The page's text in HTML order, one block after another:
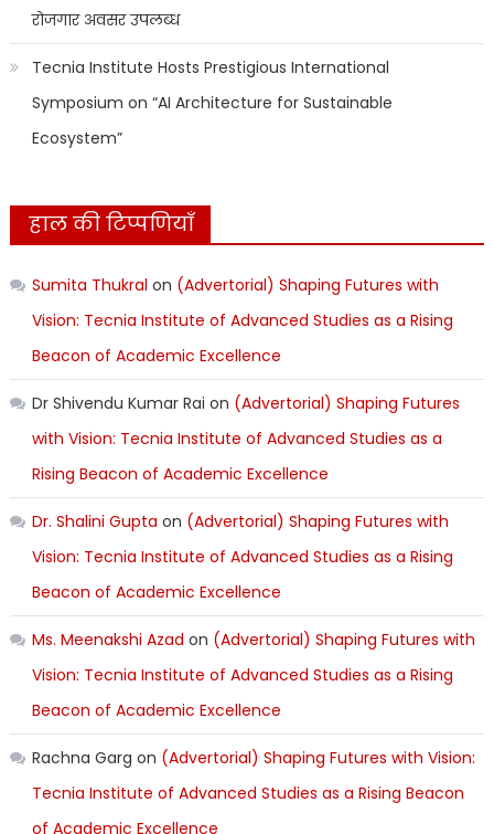
रोजगार अवसर उपलब्ध
Tecnia Institute Hosts Prestigious International
Symposium on “AI Architecture for Sustainable
Ecosystem”
हाल की टिप्पणियाँ
Sumita Thukral on (Advertorial) Shaping Futures with
Vision: Tecnia Institute of Advanced Studies as a Rising
Beacon of Academic Excellence
Dr Shivendu Kumar Rai on (Advertorial) Shaping Futures
with Vision: Tecnia Institute of Advanced Studies as a
Rising Beacon of Academic Excellence
Dr. Shalini Gupta on (Advertorial) Shaping Futures with
Vision: Tecnia Institute of Advanced Studies as a Rising
Beacon of Academic Excellence
Ms. Meenakshi Azad on (Advertorial) Shaping Futures with
Vision: Tecnia Institute of Advanced Studies as a Rising
Beacon of Academic Excellence
Rachna Garg on (Advertorial) Shaping Futures with Vision:
Tecnia Institute of Advanced Studies as a Rising Beacon
of Academic Excellence